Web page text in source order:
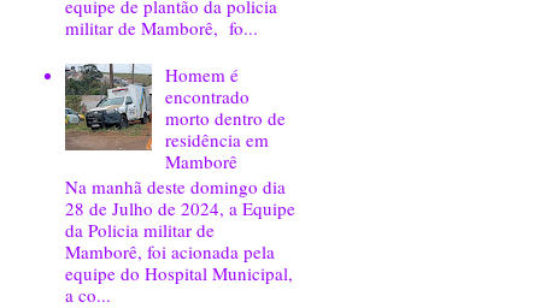
equipe de plantão da policia
militar de Mamborê, fo...
Homem é
encontrado
morto dentro de
residência em
Mamborê
Na manhã deste domingo dia
28 de Julho de 2024, a Equipe
da Policia militar de
Mamborê, foi acionada pela
equipe do Hospital Municipal,
a co...